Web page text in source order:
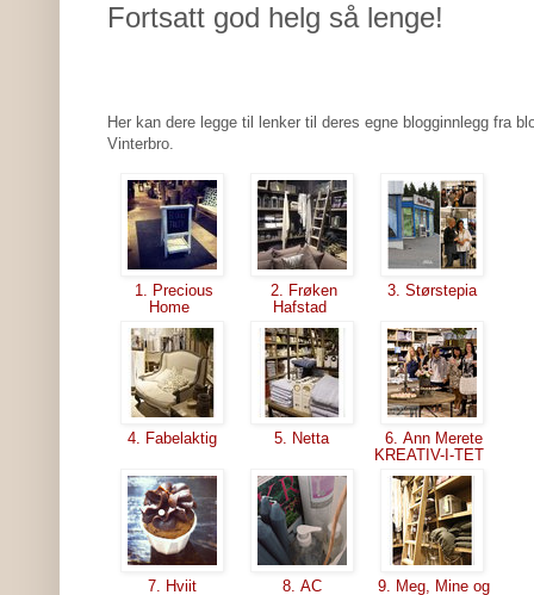
Fortsatt god helg så lenge!
Her kan dere legge til lenker til deres egne blogginnlegg fra
Vinterbro.
1. Precious
Home
2. Frøken
Hafstad
3. Størstepia
4. Fabelaktig 5. Netta
6. Ann Merete
KREATIV-I-TET
7. Hviit 8. AC
9. Meg, Mine og